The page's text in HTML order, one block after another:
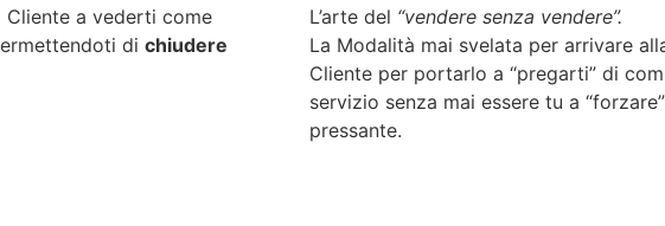
Cliente a vederti come
di chiudere
L’arte del “vendere senza vendere”.
La Modalità mai svelata per arrivare
Cliente per portarlo a “pregarti” di
servizio senza mai essere tu a
pressante.